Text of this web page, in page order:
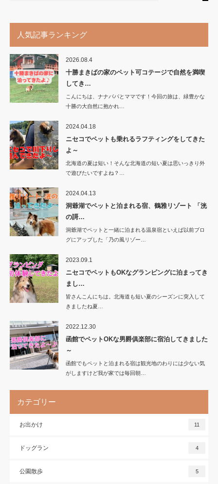
人気記事ランキング
2026.08.4
十勝まきばの家のペット可コテージで自然を満喫
してき…
こんにちは、ナナパパとママです！今回の旅は、緑豊かな
十勝の大自然に抱かれ…
2024.04.18
ニセコでペットも乗れるラフティングをしてきた
よ～
北海道の夏は短い！そんな北海道の短い夏は思いっきり外
で遊びたいですよね？…
2024.04.13
洞爺湖でペットと泊まれる宿、鶴雅リゾート 「洸
の謌…
洞爺湖でペットと一緒に泊まれる温泉宿といえば以前ブロ
グにアップした「乃の風リゾー…
2023.09.1
ニセコでペットもOKなグランピングに泊まってき
まし…
皆さんこんにちは。北海道も短い夏のシーズンに突入して
きましたね夏…
2022.12.30
函館でペットOKな男爵俱楽部に宿泊してきました
～
函館でもペットと泊まれる宿は観光地のわりには少ない気
がしますけど我が家では毎回朝…
カテゴリー
お出かけ 11
ドッグラン 4
公園散歩 5